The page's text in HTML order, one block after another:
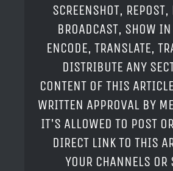
SCREENSHOT,
BROADCAST, SHOW
ENCODE, TRANSLATE,
DISTRIBUTE ANY
CONTENT OF THIS
WRITTEN APPROVAL BY
IT'S ALLOWED TO POST
DIRECT LINK TO THIS
YOUR CHANNELS OR